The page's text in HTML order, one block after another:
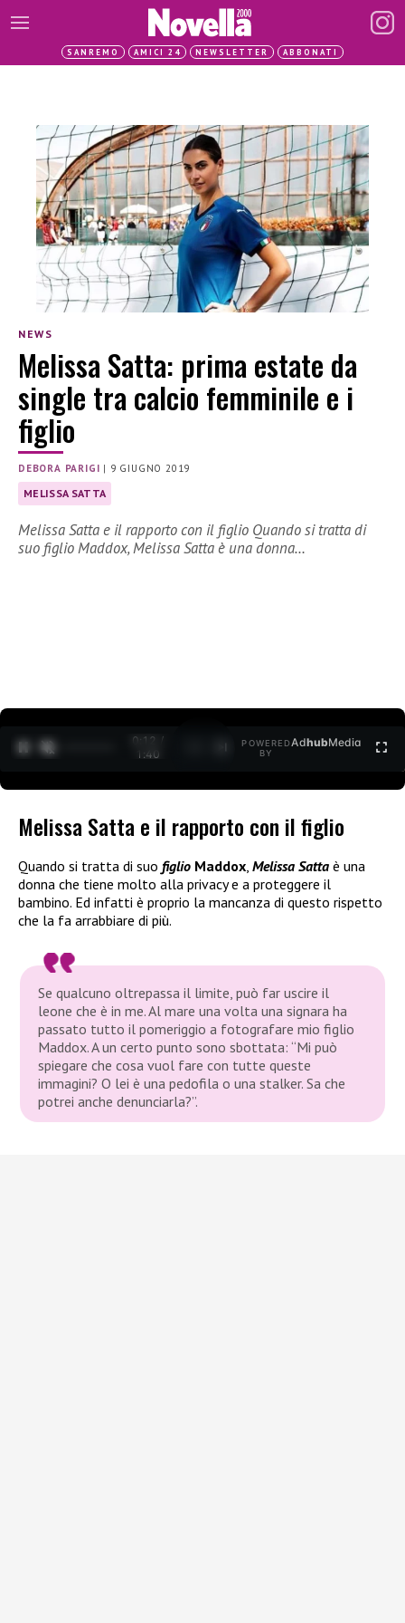
SANREMO AMICI 24 NEWSLETTER ABBONATI
NEWS
Melissa Satta: prima estate da
single tra calcio femminile e i
figlio
DEBORA PARIGI | 9 GIUGNO 2019
MELISSA SATTA
Melissa Satta e il rapporto con il figlio Quando si tratta di
suo figlio Maddox, Melissa Satta è una donna…
0:12 /
1:40
POWERED
BY
AdhubMedia
Melissa Satta e il rapporto con il figlio
Quando si tratta di suo figlio Maddox, Melissa Satta è una
donna che tiene molto alla privacy e a proteggere il
bambino. Ed infatti è proprio la mancanza di questo rispetto
che la fa arrabbiare di più.
Se qualcuno oltrepassa il limite, può far uscire il
leone che è in me. Al mare una volta una signara ha
passato tutto il pomeriggio a fotografare mio figlio
Maddox. A un certo punto sono sbottata: “Mi può
spiegare che cosa vuol fare con tutte queste
immagini? O lei è una pedofila o una stalker. Sa che
potrei anche denunciarla?”.